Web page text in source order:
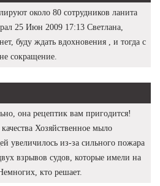
около 80 сотрудников ланита
25 Июн 2009 17:13 Светлана,
буду ждать вдохновения , и тогда с
сокращение.
она рецептик вам пригодится!
Хозяйственное мыло
увеличилось из-за сильного пожара
взрывов судов, которые имели на
кто решает.